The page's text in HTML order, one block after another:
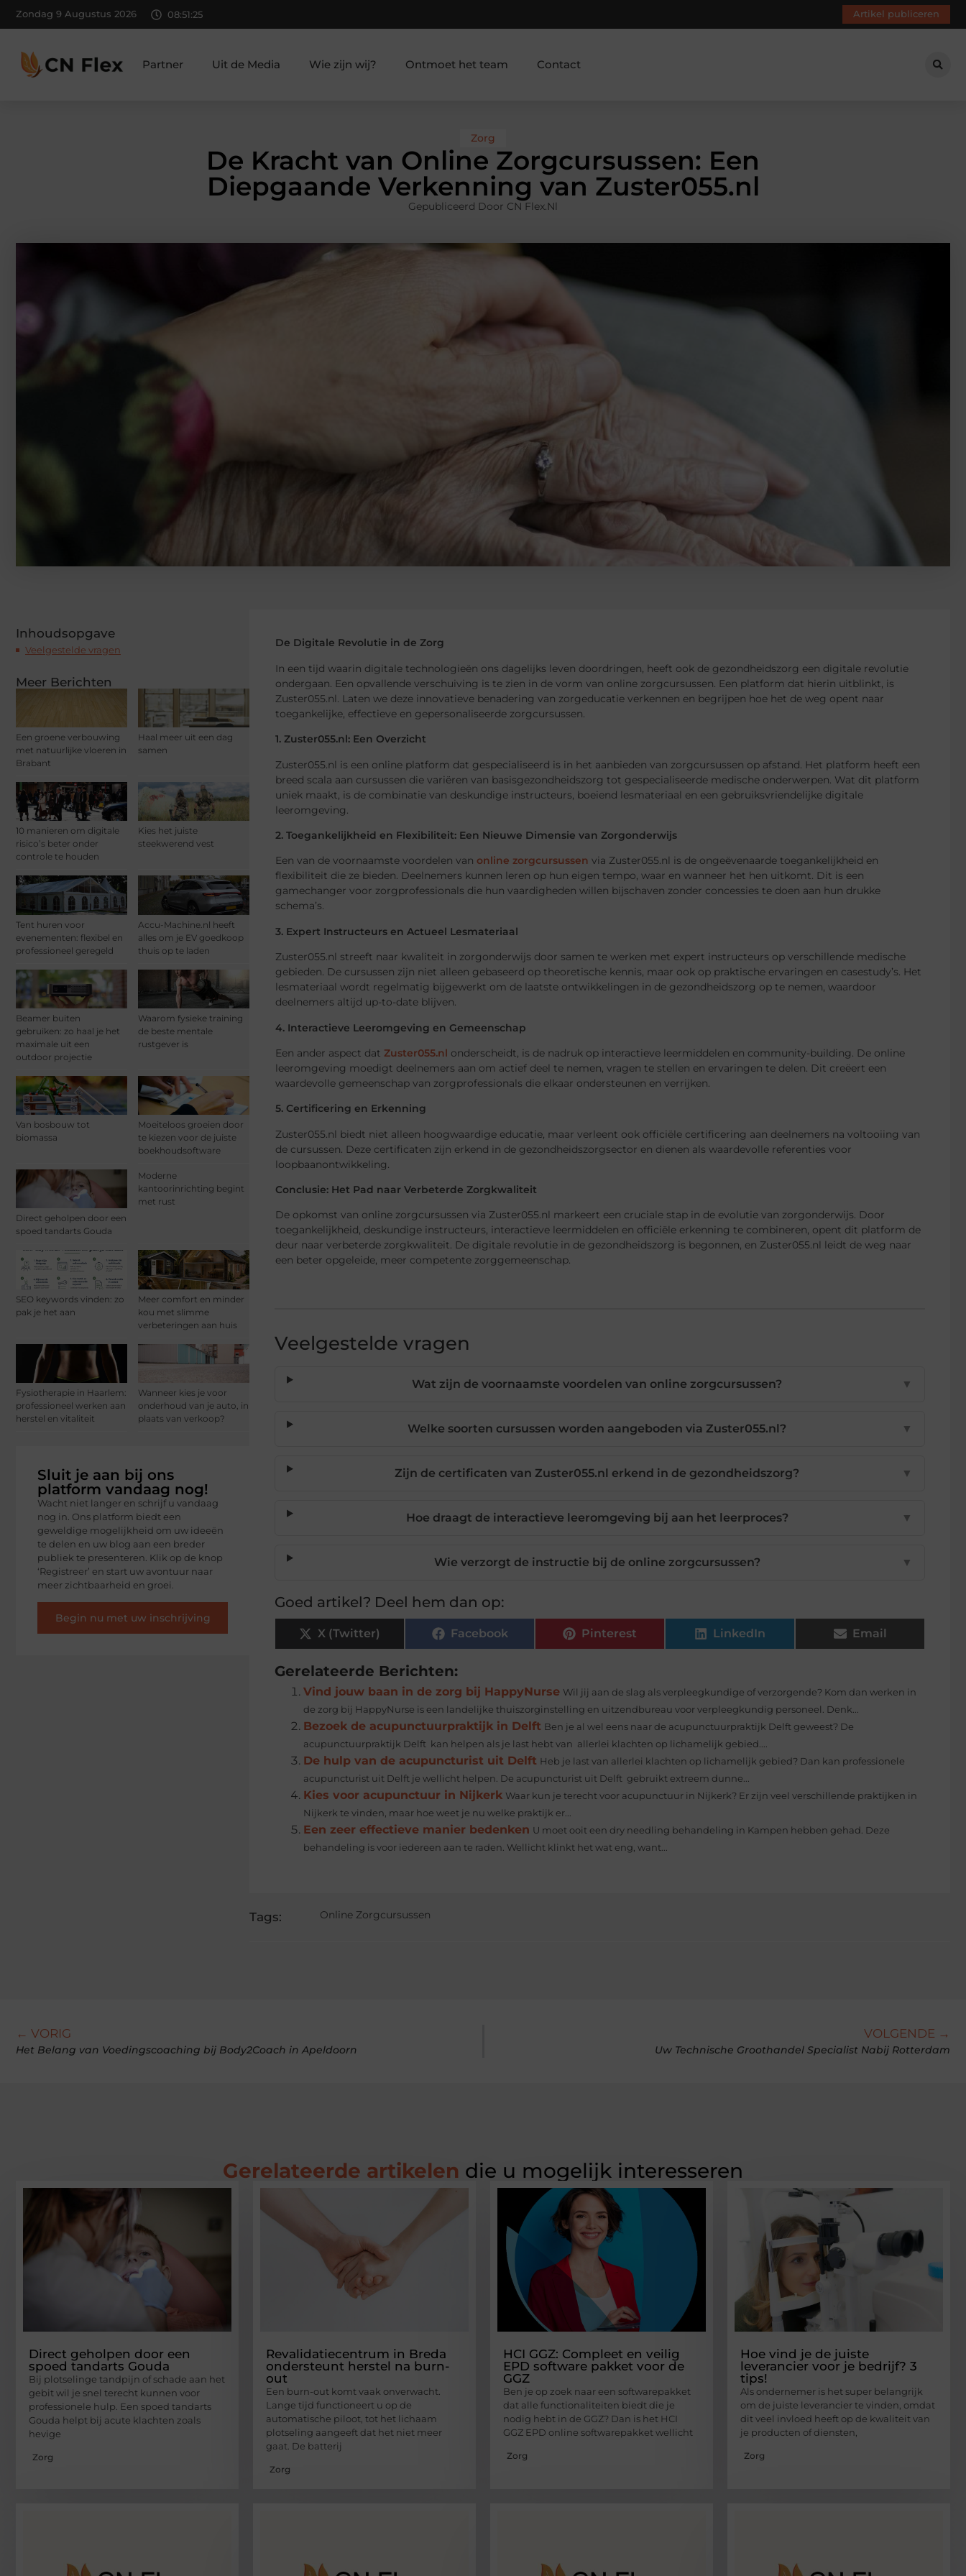
Zondag 9 Augustus 2026 08:51:26 Artikel publiceren
Partner Uit de Media Wie zijn wij? Ontmoet het team Contact
Zorg
De Kracht van Online Zorgcursussen: Een
Diepgaande Verkenning van Zuster055.nl
Gepubliceerd Door CN Flex.nl
Inhoudsopgave
Veelgestelde vragen
Meer Berichten
Een groene verbouwing
met natuurlijke vloeren in
Brabant
Haal meer uit een dag
samen
10 manieren om digitale
risico’s beter onder
controle te houden
Kies het juiste
steekwerend vest
Tent huren voor
evenementen: flexibel en
professioneel geregeld
Accu-Machine.nl heeft
alles om je EV goedkoop
thuis op te laden
Beamer buiten
gebruiken: zo haal je het
maximale uit een
outdoor projectie
Waarom fysieke training
de beste mentale
rustgever is
Van bosbouw tot
biomassa
Moeiteloos groeien door
te kiezen voor de juiste
boekhoudsoftware
Direct geholpen door een
spoed tandarts Gouda
Moderne
kantoorinrichting begint
met rust
SEO keywords vinden: zo
pak je het aan
Meer comfort en minder
kou met slimme
verbeteringen aan huis
Fysiotherapie in Haarlem:
professioneel werken aan
herstel en vitaliteit
Wanneer kies je voor
onderhoud van je auto, in
plaats van verkoop?
Sluit je aan bij ons
platform vandaag nog!
Wacht niet langer en schrijf u vandaag
nog in. Ons platform biedt een
geweldige mogelijkheid om uw ideeën
te delen en uw blog aan een breder
publiek te presenteren. Klik op de knop
‘Registreer’ en start uw avontuur naar
meer zichtbaarheid en groei.
Begin nu met uw inschrijving
De Digitale Revolutie in de Zorg
In een tijd waarin digitale technologieën ons dagelijks leven doordringen, heeft ook de gezondheidszorg een digitale revolutie
ondergaan. Een opvallende verschuiving is te zien in de vorm van online zorgcursussen. Een platform dat hierin uitblinkt, is
Zuster055.nl. Laten we deze innovatieve benadering van zorgeducatie verkennen en begrijpen hoe het de weg opent naar
toegankelijke, effectieve en gepersonaliseerde zorgcursussen.
1. Zuster055.nl: Een Overzicht
Zuster055.nl is een online platform dat gespecialiseerd is in het aanbieden van zorgcursussen op afstand. Het platform heeft een
breed scala aan cursussen die variëren van basisgezondheidszorg tot gespecialiseerde medische onderwerpen. Wat dit platform
uniek maakt, is de combinatie van deskundige instructeurs, boeiend lesmateriaal en een gebruiksvriendelijke digitale
leeromgeving.
2. Toegankelijkheid en Flexibiliteit: Een Nieuwe Dimensie van Zorgonderwijs
Een van de voornaamste voordelen van online zorgcursussen via Zuster055.nl is de ongeëvenaarde toegankelijkheid en
flexibiliteit die ze bieden. Deelnemers kunnen leren op hun eigen tempo, waar en wanneer het hen uitkomt. Dit is een
gamechanger voor zorgprofessionals die hun vaardigheden willen bijschaven zonder concessies te doen aan hun drukke
schema’s.
3. Expert Instructeurs en Actueel Lesmateriaal
Zuster055.nl streeft naar kwaliteit in zorgonderwijs door samen te werken met expert instructeurs op verschillende medische
gebieden. De cursussen zijn niet alleen gebaseerd op theoretische kennis, maar ook op praktische ervaringen en casestudy’s. Het
lesmateriaal wordt regelmatig bijgewerkt om de laatste ontwikkelingen in de gezondheidszorg op te nemen, waardoor
deelnemers altijd up-to-date blijven.
4. Interactieve Leeromgeving en Gemeenschap
Een ander aspect dat Zuster055.nl onderscheidt, is de nadruk op interactieve leermiddelen en community-building. De online
leeromgeving moedigt deelnemers aan om actief deel te nemen, vragen te stellen en ervaringen te delen. Dit creëert een
waardevolle gemeenschap van zorgprofessionals die elkaar ondersteunen en verrijken.
5. Certificering en Erkenning
Zuster055.nl biedt niet alleen hoogwaardige educatie, maar verleent ook officiële certificering aan deelnemers na voltooiing van
de cursussen. Deze certificaten zijn erkend in de gezondheidszorgsector en dienen als waardevolle referenties voor
loopbaanontwikkeling.
Conclusie: Het Pad naar Verbeterde Zorgkwaliteit
De opkomst van online zorgcursussen via Zuster055.nl markeert een cruciale stap in de evolutie van zorgonderwijs. Door
toegankelijkheid, deskundige instructeurs, interactieve leermiddelen en officiële erkenning te combineren, opent dit platform de
deur naar verbeterde zorgkwaliteit. De digitale revolutie in de gezondheidszorg is begonnen, en Zuster055.nl leidt de weg naar
een beter opgeleide, meer competente zorggemeenschap.
Veelgestelde vragen
Wat zijn de voornaamste voordelen van online zorgcursussen? ▼
Welke soorten cursussen worden aangeboden via Zuster055.nl? ▼
Zijn de certificaten van Zuster055.nl erkend in de gezondheidszorg? ▼
Hoe draagt de interactieve leeromgeving bij aan het leerproces? ▼
Wie verzorgt de instructie bij de online zorgcursussen? ▼
Goed artikel? Deel hem dan op:
X (Twitter) Facebook Pinterest LinkedIn Email
Gerelateerde Berichten:
Vind jouw baan in de zorg bij HappyNurse Wil jij aan de slag als verpleegkundige of verzorgende? Kom dan werken in
de zorg bij HappyNurse is een landelijke thuiszorginstelling en uitzendbureau voor verpleegkundig personeel. Denk...
Bezoek de acupunctuurpraktijk in Delft Ben je al wel eens naar de acupunctuurpraktijk Delft geweest? De
acupunctuurpraktijk Delft kan helpen als je last hebt van allerlei klachten op lichamelijk gebied....
De hulp van de acupuncturist uit Delft Heb je last van allerlei klachten op lichamelijk gebied? Dan kan professionele
acupuncturist uit Delft je wellicht helpen. De acupuncturist uit Delft gebruikt extreem dunne...
Kies voor acupunctuur in Nijkerk Waar kun je terecht voor acupunctuur in Nijkerk? Er zijn veel verschillende praktijken in
Nijkerk te vinden, maar hoe weet je nu welke praktijk er...
Een zeer effectieve manier bedenken U moet ooit een dry needling behandeling in Kampen hebben gehad. Deze
behandeling is voor iedereen aan te raden. Wellicht klinkt het wat eng, want...
Tags: Online Zorgcursussen
← VORIG
Het Belang van Voedingscoaching bij Body2Coach in Apeldoorn
VOLGENDE →
Uw Technische Groothandel Specialist Nabij Rotterdam
Gerelateerde artikelen die u mogelijk interesseren
Direct geholpen door een
spoed tandarts Gouda
Bij plotselinge tandpijn of schade aan het
gebit wil je snel terecht kunnen voor
professionele hulp. Een spoed tandarts
Gouda helpt bij acute klachten zoals
hevige
Zorg
Revalidatiecentrum in Breda
ondersteunt herstel na burn-
out
Een burn-out komt vaak onverwacht.
Lange tijd functioneert u op de
automatische piloot, tot het lichaam
plotseling aangeeft dat het niet meer
gaat. De batterij
Zorg
HCI GGZ: Compleet en veilig
EPD software pakket voor de
GGZ
Ben je op zoek naar een softwarepakket
dat alle functionaliteiten biedt die je
nodig hebt in de GGZ? Dan is het HCI
GGZ EPD online softwarepakket wellicht
Zorg
Hoe vind je de juiste
leverancier voor je bedrijf? 3
tips!
Als ondernemer is het super belangrijk
om de juiste leverancier te vinden, omdat
dit veel invloed heeft op de kwaliteit van
je producten of diensten,
Zorg